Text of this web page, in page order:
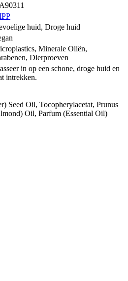
huid, Droge huid
Minerale Oliën,
Dierproeven
in op een schone, droge huid en
intrekken.
Seed Oil, Tocopherylacetat, Prunus
Oil, Parfum (Essential Oil)